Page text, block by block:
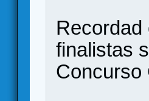
Recordad
finalistas
Concurso